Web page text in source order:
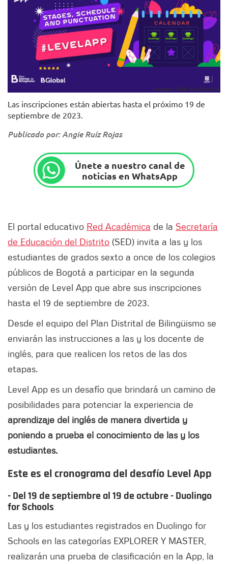
Imagen: Red Académica.
Las inscripciones están abiertas hasta el próximo 19 de
septiembre de 2023.
Publicado por: Angie Ruíz Rojas
Únete a nuestro canal de
noticias en WhatsApp
El portal educativo Red Académica de la Secretaría
de Educación del Distrito (SED) invita a las y los
estudiantes de grados sexto a once de los colegios
públicos de Bogotá a participar en la segunda
versión de Level App que abre sus inscripciones
hasta el 19 de septiembre de 2023.
Desde el equipo del Plan Distrital de Bilingüismo se
enviarán las instrucciones a las y los docente de
inglés, para que realicen los retos de las dos
etapas.
Level App es un desafío que brindará un camino de
posibilidades para potenciar la experiencia de
aprendizaje del inglés de manera divertida y
poniendo a prueba el conocimiento de las y los
estudiantes.
Este es el cronograma del desafío Level App
- Del 19 de septiembre al 19 de octubre - Duolingo
for Schools
Las y los estudiantes registrados en Duolingo for
Schools en las categorías EXPLORER Y MASTER,
realizarán una prueba de clasificación en la App, la